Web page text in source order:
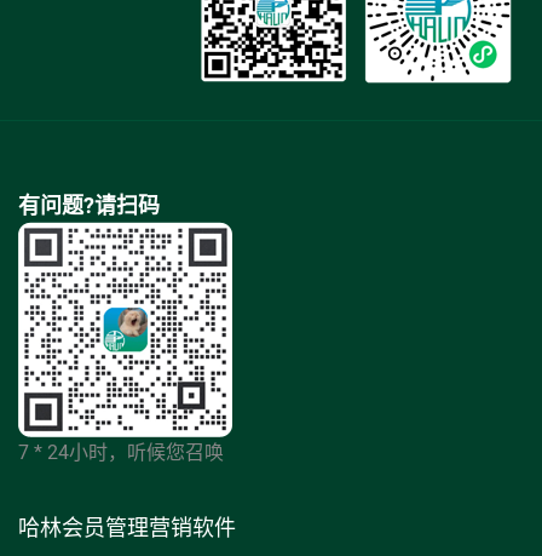
有问题?请扫码
7 * 24小时，听候您召唤
哈林会员管理营销软件